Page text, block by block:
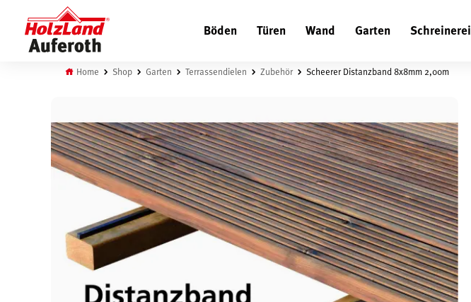
Böden Türen Wand Garten Schreinerei
Home Shop Garten Terrassendielen Zubehör Scheerer Distanzband 8x8mm 2,00m